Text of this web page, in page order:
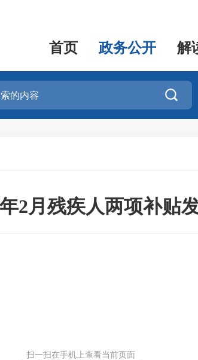
首页 政务公开 解

2月残疾人两项补贴
扫一扫在手机上查看当前页面